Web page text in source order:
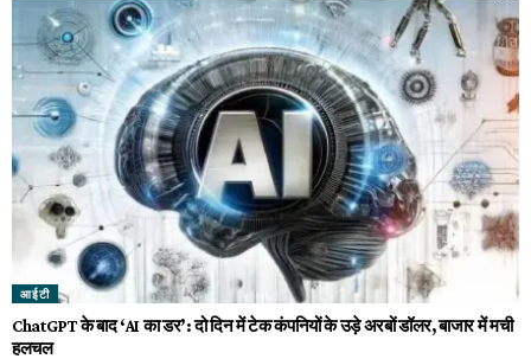
आईटी
ChatGPT के बाद ‘AI का डर’: दो दिन में टेक कंपनियों के उड़े अरबों डॉलर, बाजार में मची
हलचल